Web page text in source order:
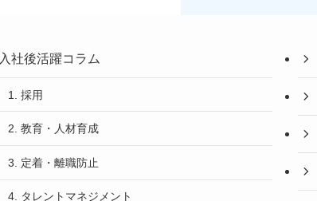
入社後活躍コラム
1. 採用
2. 教育・人材育成
3. 定着・離職防止
4. タレントマネジメント